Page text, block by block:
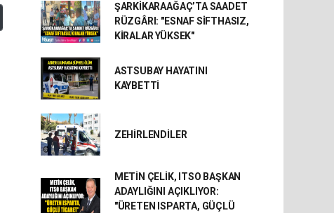
ŞARKİKARAAĞAÇ’TA SAADET
RÜZGÂRI: "ESNAF SİFTHASIZ,
KİRALAR YÜKSEK"
ASTSUBAY HAYATINI
KAYBETTİ
ZEHİRLENDİLER
METİN ÇELİK, ITSO BAŞKAN
ADAYLIĞINI AÇIKLIYOR:
"ÜRETEN ISPARTA, GÜÇLÜ